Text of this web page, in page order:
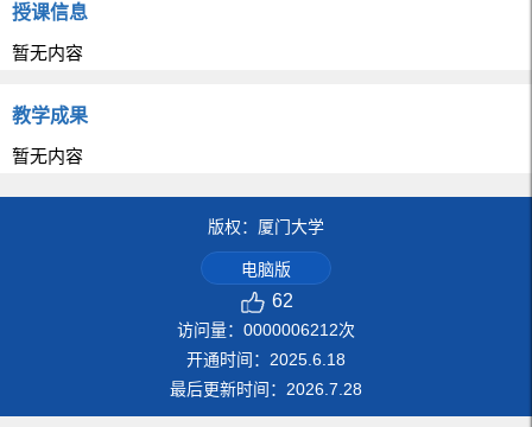
授课信息
暂无内容
教学成果
暂无内容
版权：厦门大学
电脑版
62
访问量： 0000006212次
开通时间： 2025 6 18
最后更新时间： 2026 7 28